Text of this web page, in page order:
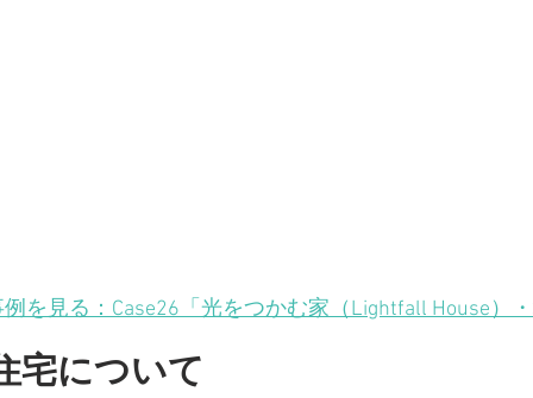
を見る：Case26「光をつかむ家（Lightfall House）
宅について